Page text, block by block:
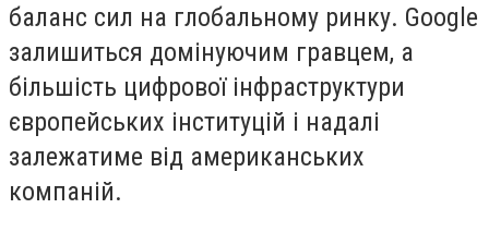
баланс сил на глобальному ринку. Google
залишиться домінуючим гравцем, а
більшість цифрової інфраструктури
європейських інституцій і надалі
залежатиме від американських
компаній.